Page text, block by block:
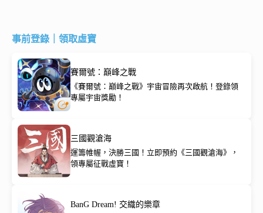
事前登錄｜領取虛寶
賽爾號：巔峰之戰
《賽爾號：巔峰之戰》宇宙冒險再次啟航！登錄領
專屬宇宙獎勵！
三國觀滄海
運籌帷幄，決勝三國！立即預約《三國觀滄海》，
領專屬征戰虛寶！
BanG Dream! 交織的樂章